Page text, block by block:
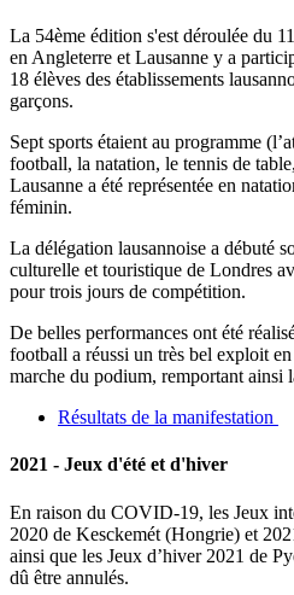
La 54ème édition s'est déroulée du
en Angleterre et Lausanne y a
18 élèves des établissements
garçons.
Sept sports étaient au programme
football, la natation, le tennis de
Lausanne a été représentée en
féminin.
La délégation lausannoise a débuté
culturelle et touristique de Londres
pour trois jours de compétition.
De belles performances ont été
football a réussi un très bel exploit
marche du podium, remportant ainsi
Résultats de la manifestation
2021 - Jeux d'été et d'hiver
En raison du COVID-19, les Jeux
2020 de Kesckemét (Hongrie) et
ainsi que les Jeux d’hiver 2021 de
dû être annulés.